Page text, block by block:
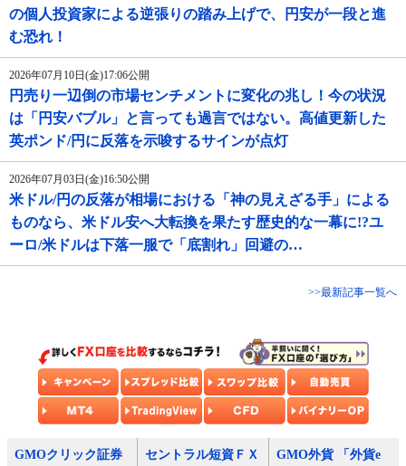
の個人投資家による逆張りの踏み上げで、円安が一段と進
む恐れ！
2026年07月10日(金)17:06公開
円売り一辺倒の市場センチメントに変化の兆し！今の状況
は「円安バブル」と言っても過言ではない。高値更新した
英ポンド/円に反落を示唆するサインが点灯
2026年07月03日(金)16:50公開
米ドル/円の反落が相場における「神の見えざる手」による
ものなら、米ドル安へ大転換を果たす歴史的な一幕に!?ユ
ーロ/米ドルは下落一服で「底割れ」回避の…
>>最新記事一覧へ
GMOクリック証券
セントラル短資ＦＸ
GMO外貨 「外貨e